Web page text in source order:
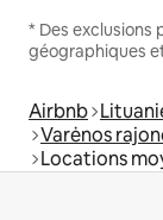
* Des exclusions
géographiques
Airbnb
Varėnos
Locations